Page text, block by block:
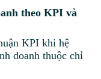
theo KPI và
KPI khi hệ
doanh thuộc chỉ